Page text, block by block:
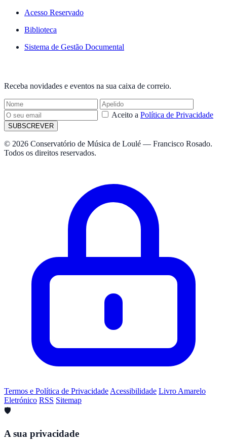
Acesso Reservado
Biblioteca
Sistema de Gestão Documental
Receba novidades e eventos na sua caixa de correio.
Aceito a Política de Privacidade
SUBSCREVER
© 2026 Conservatório de Música de Loulé — Francisco Rosado.
Todos os direitos reservados.
Termos e Política de Privacidade Acessibilidade Livro Amarelo
Eletrónico RSS Sitemap
🛡️
A sua privacidade